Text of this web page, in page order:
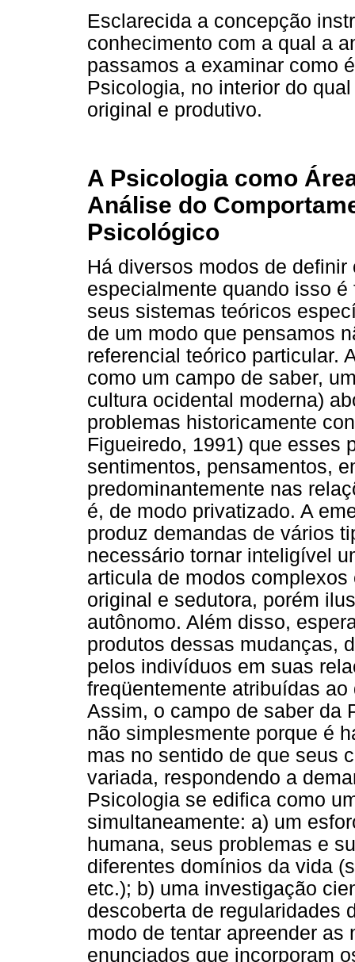
Esclarecida a concepção
conhecimento com a qual a
passamos a examinar como
Psicologia, no interior do
original e produtivo.
A Psicologia como
Análise do
Psicológico
Há diversos modos de
especialmente quando isso
seus sistemas teóricos
de um modo que pensamos
referencial teórico particular.
como um campo de saber,
cultura ocidental moderna)
problemas historicamente
Figueiredo, 1991) que esses
sentimentos, pensamentos,
predominantemente nas
é, de modo privatizado. A
produz demandas de vários
necessário tornar inteligível
articula de modos
original e sedutora, porém
autônomo. Além disso,
produtos dessas mudanças,
pelos indivíduos em suas
freqüentemente atribuídas
Assim, o campo de saber da
não simplesmente porque é
mas no sentido de que seus
variada, respondendo a
Psicologia se edifica como
simultaneamente: a) um
humana, seus problemas e
diferentes domínios da vida
etc.); b) uma investigação
descoberta de regularidades
modo de tentar apreender
enunciados que incorporam